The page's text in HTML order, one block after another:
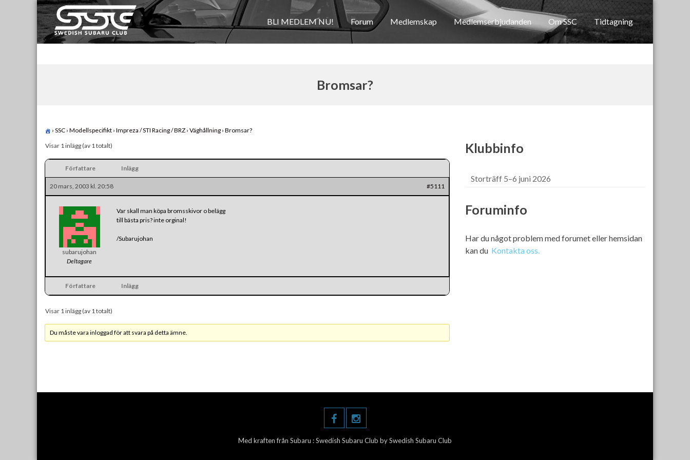
Skip
to
content
Swedish Subaru Club
För oss som älskar Subaru!
BLI MEDLEM NU! Forum Medlemskap Medlemserbjudanden Om SSC Tidtagning
Bromsar?
› SSC › Modellspecifikt › Impreza / STI Racing / BRZ › Väghållning › Bromsar?
Visar 1 inlägg (av 1 totalt)
Författare Inlägg
20 mars, 2003 kl. 20:58 #5111
subarujohan
Deltagare
Var skall man köpa bromsskivor o belägg
till bästa pris? inte orginal!
/Subarujohan
Författare Inlägg
Visar 1 inlägg (av 1 totalt)
Du måste vara inloggad för att svara på detta ämne.
Klubbinfo
Storträff 5–6 juni 2026
Foruminfo
Har du något problem med forumet eller hemsidan
kan du Kontakta oss.
Med kraften från Subaru :Swedish Subaru Club by Swedish Subaru Club